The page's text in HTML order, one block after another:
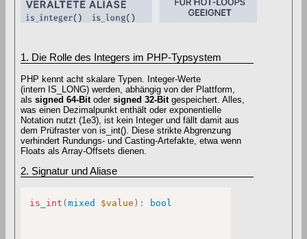
1. Die Rolle des Integers im PHP-Typsystem
PHP kennt acht skalare Typen. Integer-Werte
(intern IS_LONG) werden, abhängig von der Plattform,
als signed 64-Bit oder signed 32-Bit gespeichert. Alles,
was einen Dezimalpunkt enthält oder exponentielle
Notation nutzt (1e3), ist kein Integer und fällt damit aus
dem Prüfraster von is_int(). Diese strikte Abgrenzung
verhindert Rundungs- und Casting-Artefakte, etwa wenn
Floats als Array-Offsets dienen.
2. Signatur und Aliase
is_int (mixed $value ) : bool